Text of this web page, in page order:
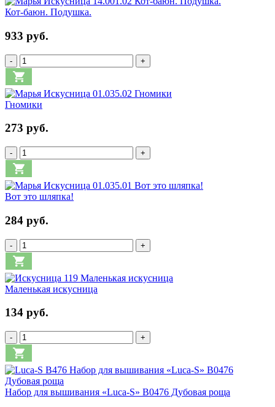
Кот-баюн. Подушка.
933 руб.
- +
Гномики
273 руб.
- +
Вот это шляпка!
284 руб.
- +
Маленькая искусница
134 руб.
- +
Набор для вышивания «Luca-S» B0476 Дубовая роща